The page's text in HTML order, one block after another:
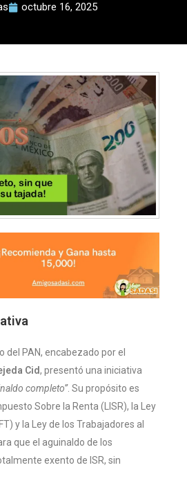
octubre 16, 2025
del PAN, encabezado por el
Cid, presentó una iniciativa
completo”. Su propósito es
Sobre la Renta (LISR), la Ley
y la Ley de los Trabajadores al
que el aguinaldo de los
exento de ISR, sin